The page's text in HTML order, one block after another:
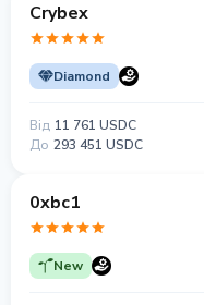
Crybex
Diamond
Від 11 761 USDC
До 293 451 USDC
0xbc1
New